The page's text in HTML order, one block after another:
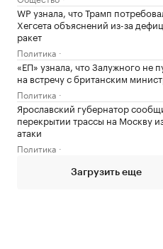
WP узнала, что Трамп
Хегсета объяснений из-за
ракет
Политика
«ЕП» узнала, что Залужного не
на встречу с британским
Политика
Ярославский губернатор
перекрытии трассы на Москву
атаки
Политика
Загрузить еще